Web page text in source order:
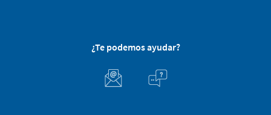
¿Te podemos ayudar?